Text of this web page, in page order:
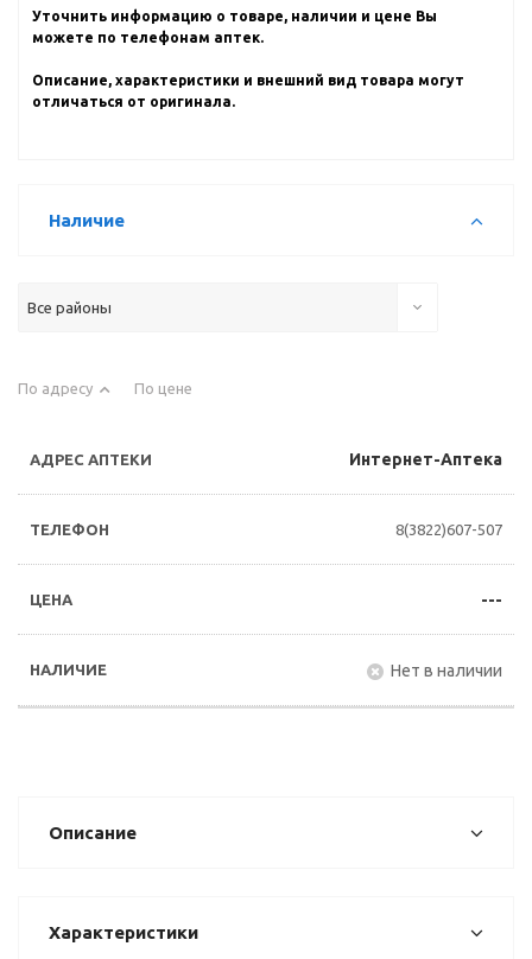
Уточнить информацию о товаре, наличии и цене Вы
можете по телефонам аптек.
Описание, характеристики и внешний вид товара могут
отличаться от оригинала.
Наличие
Все районы
По адресу По цене
Интернет-Аптека
8(3822)607-507
---
Нет в наличии
Описание
Характеристики